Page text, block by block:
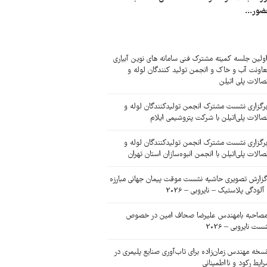
اولین جلسه کمیته مشترک فنی سامانه های نوین آبیاری
آب و خاک و انجمن تولید کنندگان لوله و
پلی اتیلن
برگزاری نشست مشترک انجمن تولیدکنندگان لوله و
پلی‌اتیلن با شرکت پتروشیمی ایلام
برگزاری نشست مشترک انجمن تولیدکنندگان لوله و
پلی‌اتیلن با انجمن انبوه‌سازان استان تهران
گزارش تصویری حاشیه نشست موقت پیمان جهانی مبارزه
آلودگی پلاستیک – نایروبی – 2026
مصاحبه بامهندس علیرضا صحاف امین در خصوص
نایروبی – 2026
نسخه مهندس زمان‌زاده برای تاب‌آوری صنایع پلیمری در
رکود و نااطمینانی